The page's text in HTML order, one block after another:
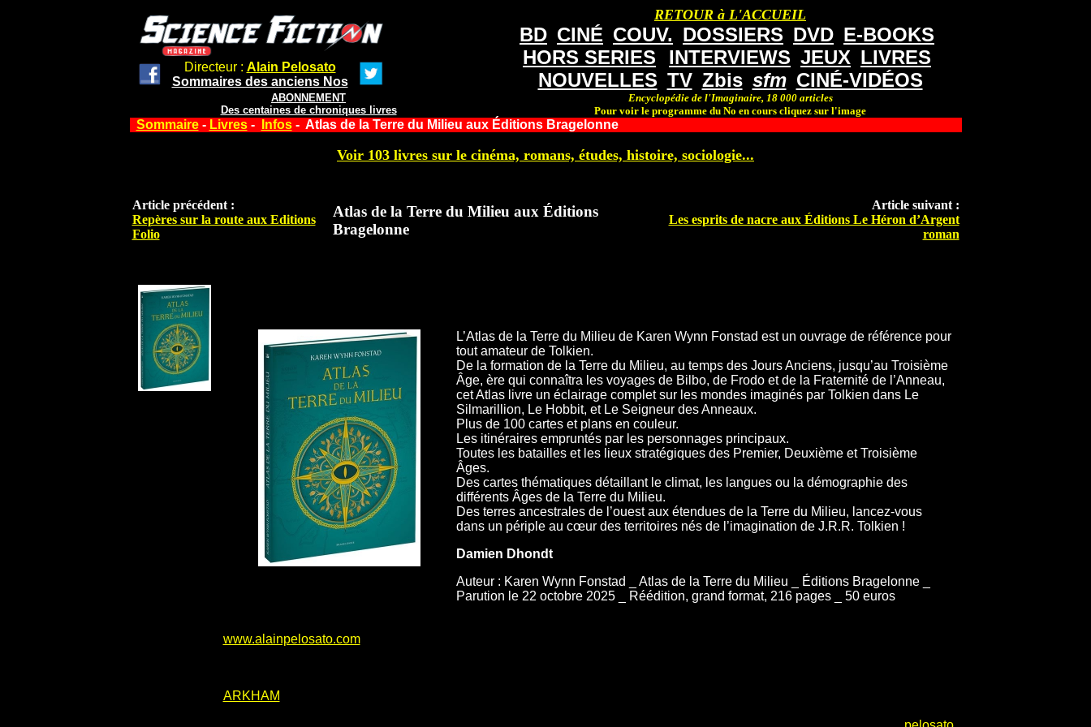
Directeur : Alain Pelosato
Sommaires des anciens Nos
ABONNEMENT
Des centaines de chroniques livres
RETOUR à L'ACCUEIL
BD CINÉ COUV. DOSSIERS DVD E-BOOKS
HORS SERIES
INTERVIEWS JEUX LIVRES
NOUVELLES TV Zbis sfm CINÉ-VIDÉOS
Encyclopédie de l'Imaginaire, 18 000 articles
Pour voir le programme du No en cours cliquez sur l'image
Sommaire- Livres- Infos- Atlas de la Terre du Milieu aux Éditions Bragelonne
Voir 103 livres sur le cinéma, romans, études, histoire, sociologie...
Article précédent :
Repères sur la route aux Editions
Folio
Atlas de la Terre du Milieu aux Éditions
Bragelonne
Article suivant :
Les esprits de nacre aux Éditions Le Héron d’Argent
roman
L’Atlas de la Terre du Milieu de Karen Wynn Fonstad est un ouvrage de référence pour
tout amateur de Tolkien.
De la formation de la Terre du Milieu, au temps des Jours Anciens, jusqu’au Troisième
Âge, ère qui connaîtra les voyages de Bilbo, de Frodo et de la Fraternité de l’Anneau,
cet Atlas livre un éclairage complet sur les mondes imaginés par Tolkien dans Le
Silmarillion, Le Hobbit, et Le Seigneur des Anneaux.
Plus de 100 cartes et plans en couleur.
Les itinéraires empruntés par les personnages principaux.
Toutes les batailles et les lieux stratégiques des Premier, Deuxième et Troisième
Âges.
Des cartes thématiques détaillant le climat, les langues ou la démographie des
différents Âges de la Terre du Milieu.
Des terres ancestrales de l’ouest aux étendues de la Terre du Milieu, lancez-vous
dans un périple au cœur des territoires nés de l’imagination de J.R.R. Tolkien !
Damien Dhondt
Auteur : Karen Wynn Fonstad _ Atlas de la Terre du Milieu _ Éditions Bragelonne _
Parution le 22 octobre 2025 _ Réédition, grand format, 216 pages _ 50 euros
www.alainpelosato.com
ARKHAM